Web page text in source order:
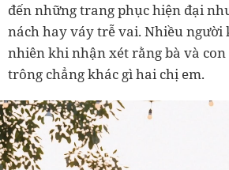
đến những trang phục hiện đại
nách hay váy trễ vai. Nhiều người
nhiên khi nhận xét rằng bà và
trông chẳng khác gì hai chị em.